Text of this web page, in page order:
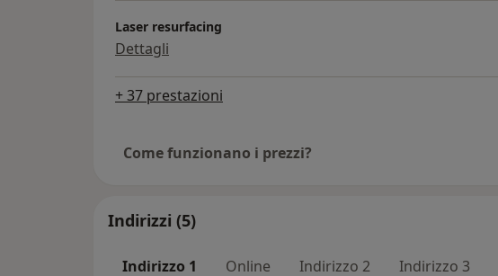
Laser resurfacing
Dettagli
+ 37 prestazioni
Come funzionano i prezzi?
Indirizzi (5)
Indirizzo 1 Online Indirizzo 2 Indirizzo 3